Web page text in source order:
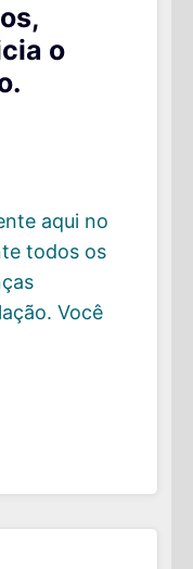
o
aqui no
todos os
Você